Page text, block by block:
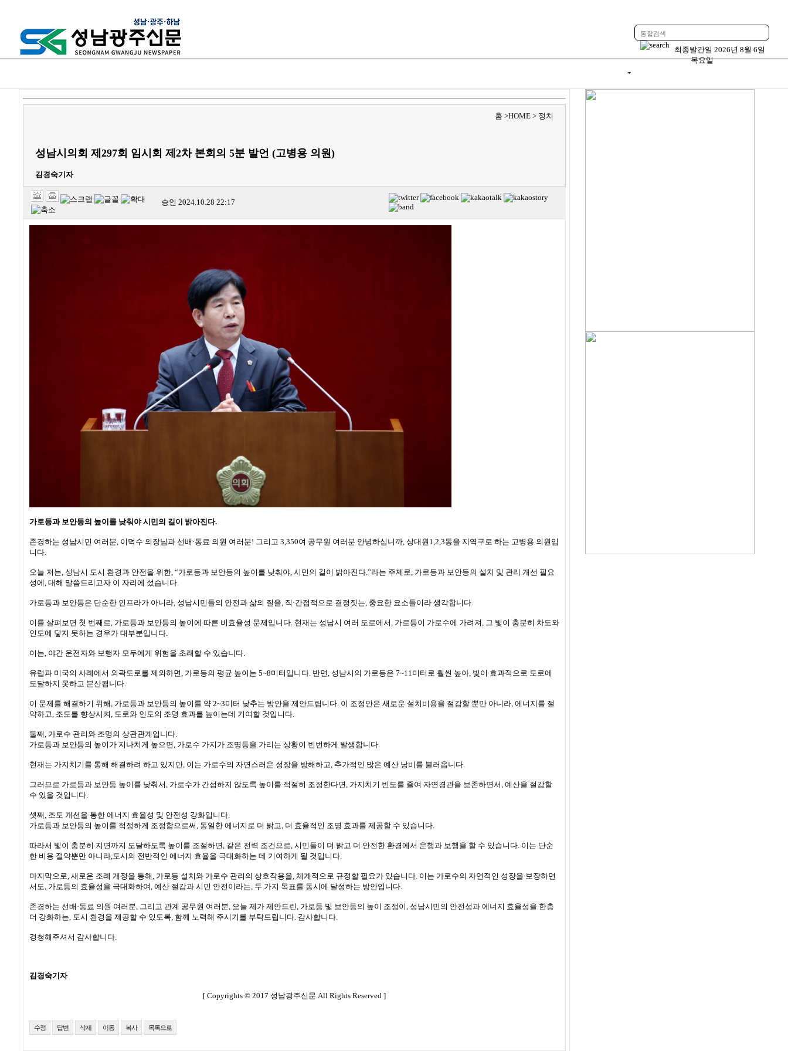
최종발간일 2026년 8월 6일
목요일
홈 >HOME > 정치
성남시의회 제297회 임시회 제2차 본회의 5분 발언 (고병용 의원)
김경숙기자
승인 2024.10.28 22:17
가로등과 보안등의 높이를 낮춰야 시민의 길이 밝아진다.
존경하는 성남시민 여러분, 이덕수 의장님과 선배·동료 의원 여러분! 그리고 3,350여 공무원 여러분 안녕하십니까, 상대원1,2,3동을 지역구로 하는 고병용 의원입
니다.
오늘 저는, 성남시 도시 환경과 안전을 위한, “가로등과 보안등의 높이를 낮춰야, 시민의 길이 밝아진다.”라는 주제로, 가로등과 보안등의 설치 및 관리 개선 필요
성에, 대해 말씀드리고자 이 자리에 섰습니다.
가로등과 보안등은 단순한 인프라가 아니라, 성남시민들의 안전과 삶의 질을, 직·간접적으로 결정짓는, 중요한 요소들이라 생각합니다.
이를 살펴보면 첫 번째로, 가로등과 보안등의 높이에 따른 비효율성 문제입니다. 현재는 성남시 여러 도로에서, 가로등이 가로수에 가려져, 그 빛이 충분히 차도와
인도에 닿지 못하는 경우가 대부분입니다.
이는, 야간 운전자와 보행자 모두에게 위험을 초래할 수 있습니다.
유럽과 미국의 사례에서 외곽도로를 제외하면, 가로등의 평균 높이는 5~8미터입니다. 반면, 성남시의 가로등은 7~11미터로 훨씬 높아, 빛이 효과적으로 도로에
도달하지 못하고 분산됩니다.
이 문제를 해결하기 위해, 가로등과 보안등의 높이를 약 2~3미터 낮추는 방안을 제안드립니다. 이 조정안은 새로운 설치비용을 절감할 뿐만 아니라, 에너지를 절
약하고, 조도를 향상시켜, 도로와 인도의 조명 효과를 높이는데 기여할 것입니다.
둘째, 가로수 관리와 조명의 상관관계입니다.
가로등과 보안등의 높이가 지나치게 높으면, 가로수 가지가 조명등을 가리는 상황이 빈번하게 발생합니다.
현재는 가지치기를 통해 해결하려 하고 있지만, 이는 가로수의 자연스러운 성장을 방해하고, 추가적인 많은 예산 낭비를 불러옵니다.
그러므로 가로등과 보안등 높이를 낮춰서, 가로수가 간섭하지 않도록 높이를 적절히 조정한다면, 가지치기 빈도를 줄여 자연경관을 보존하면서, 예산을 절감할
수 있을 것입니다.
셋째, 조도 개선을 통한 에너지 효율성 및 안전성 강화입니다.
가로등과 보안등의 높이를 적정하게 조정함으로써, 동일한 에너지로 더 밝고, 더 효율적인 조명 효과를 제공할 수 있습니다.
따라서 빛이 충분히 지면까지 도달하도록 높이를 조절하면, 같은 전력 조건으로, 시민들이 더 밝고 더 안전한 환경에서 운행과 보행을 할 수 있습니다. 이는 단순
한 비용 절약뿐만 아니라,도시의 전반적인 에너지 효율을 극대화하는 데 기여하게 될 것입니다.
마지막으로, 새로운 조례 개정을 통해, 가로등 설치와 가로수 관리의 상호작용을, 체계적으로 규정할 필요가 있습니다. 이는 가로수의 자연적인 성장을 보장하면
서도, 가로등의 효율성을 극대화하여, 예산 절감과 시민 안전이라는, 두 가지 목표를 동시에 달성하는 방안입니다.
존경하는 선배·동료 의원 여러분, 그리고 관계 공무원 여러분, 오늘 제가 제안드린, 가로등 및 보안등의 높이 조정이, 성남시민의 안전성과 에너지 효율성을 한층
더 강화하는, 도시 환경을 제공할 수 있도록, 함께 노력해 주시기를 부탁드립니다. 감사합니다.
경청해주셔서 감사합니다.
김경숙기자
[ Copyrights © 2017 성남광주신문 All Rights Reserved ]
수정 답변 삭제 이동 복사 목록으로